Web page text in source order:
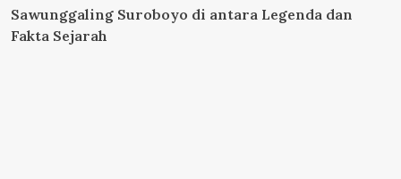
Sawunggaling Suroboyo di antara Legenda dan
Fakta Sejarah